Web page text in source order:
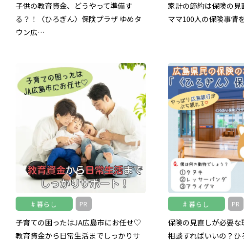
子供の教育資金、どうやって準備す
る？！〈ひろぎん〉保険プラザ ゆめタ
ウン広…
家計の節約は保険の見
ママ100人の保険事情
暮らし PR
子育ての困ったはJA広島市にお任せ♡
教育資金から日常生活までしっかりサ
暮らし PR
保険の見直しが必要な
相談すればいいの？ひ